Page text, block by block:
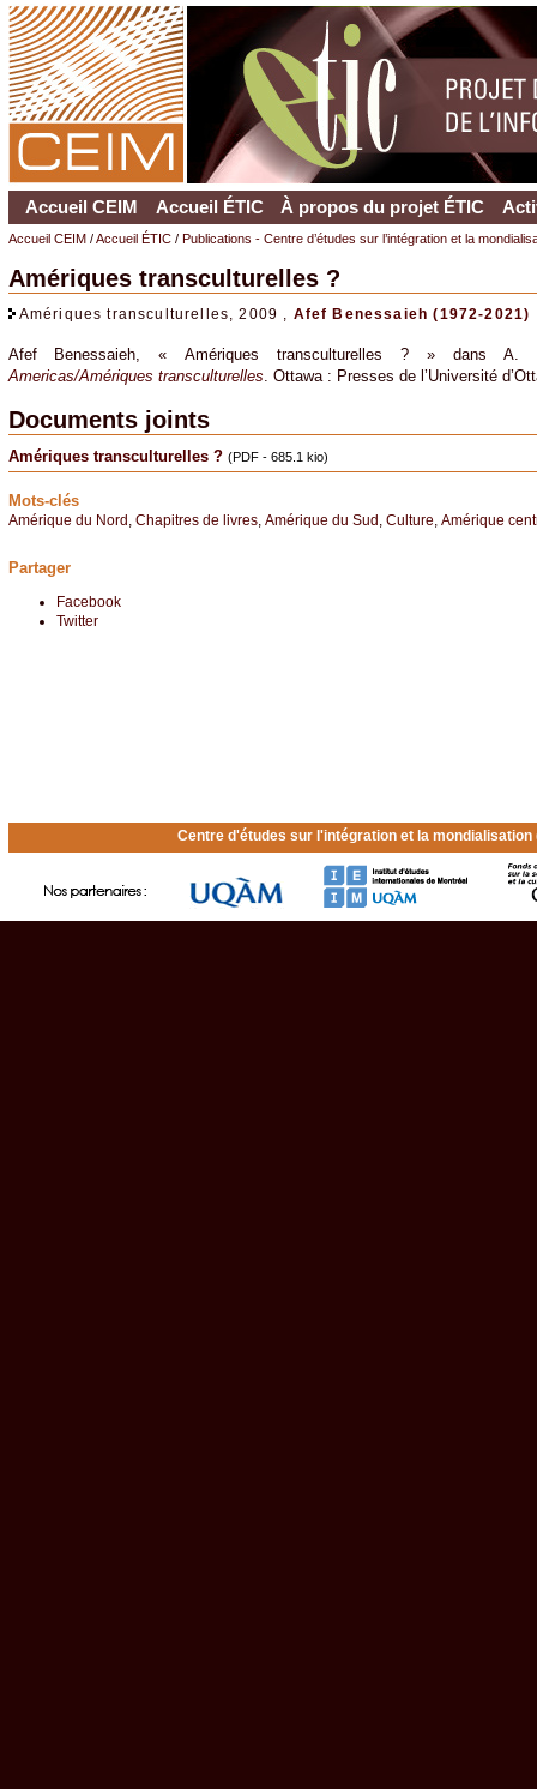
Accueil CEIM Accueil ÉTIC À propos du projet ÉTIC
Accueil CEIM/Accueil ÉTIC/ Publications - Centre d’études sur l’intégration et la
Amériques transculturelles ?
Amériques transculturelles, 2009 , Afef Benessaieh (1972-2021)
Afef Benessaieh, « Amériques transculturelles ? » dans A.
Americas/Amériques transculturelles. Ottawa : Presses de l’Université
Documents joints
Amériques transculturelles ? (PDF - 685.1 kio)
Mots-clés
Amérique du Nord Chapitres de livres, Amérique du Sud Culture Amérique
Partager
Facebook
Twitter
Centre d'études sur l'intégration et la mondialisation